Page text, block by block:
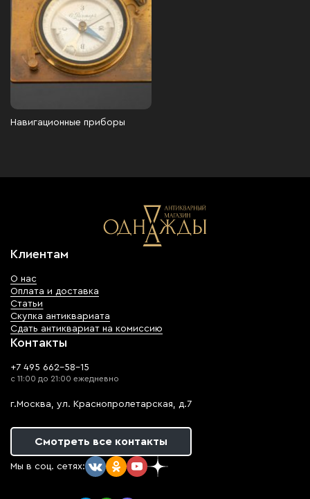
Навигационные приборы
Клиентам
О нас
Оплата и доставка
Статьи
Скупка антиквариата
Сдать антиквариат на комиссию
Контакты
+7 495 662-58-15
с 11:00 до 21:00 ежедневно
г.Москва, ул. Краснопролетарская, д.7
Смотреть все контакты
Мы в соц. сетях: